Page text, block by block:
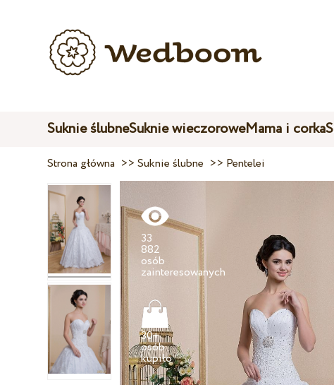
Suknie ślubneSuknie wieczoroweMama i corka
Strona główna >>Suknie ślubne >> Pentelei
33
882
osób
30+
osób
kupiło